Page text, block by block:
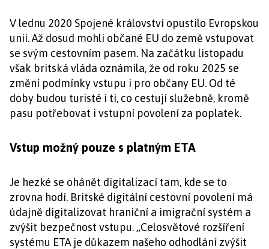
V lednu 2020 Spojené království opustilo Evropskou
unii. Až dosud mohli občané EU do země vstupovat
se svým cestovním pasem. Na začátku listopadu
však britská vláda oznámila, že od roku 2025 se
změní podmínky vstupu i pro občany EU. Od té
doby budou turisté i ti, co cestují služebně, kromě
pasu potřebovat i vstupní povolení za poplatek.
Vstup možný pouze s platným ETA
Je hezké se ohánět digitalizací tam, kde se to
zrovna hodí. Britské digitální cestovní povolení má
údajně digitalizovat hraniční a imigrační systém a
zvýšit bezpečnost vstupu. „Celosvětové rozšíření
systému ETA je důkazem našeho odhodlání zvýšit